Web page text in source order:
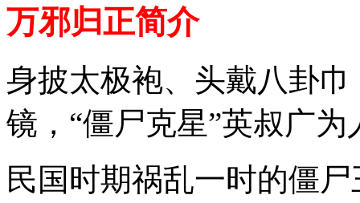
万邪归正简介
身披太极袍、头戴八卦
镜，“僵尸克星”英叔广为
民国时期祸乱一时的僵